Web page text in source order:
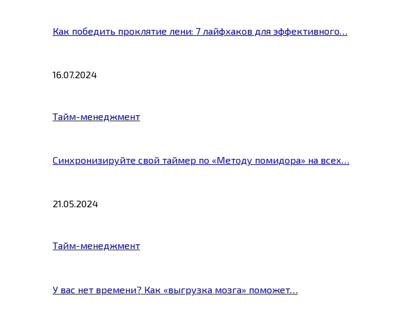
Как победить проклятие лени: 7 лайфхаков для эффективного…
16.07.2024
Тайм-менеджмент
Синхронизируйте свой таймер по «Методу помидора» на всех…
21.05.2024
Тайм-менеджмент
У вас нет времени? Как «выгрузка мозга» поможет…